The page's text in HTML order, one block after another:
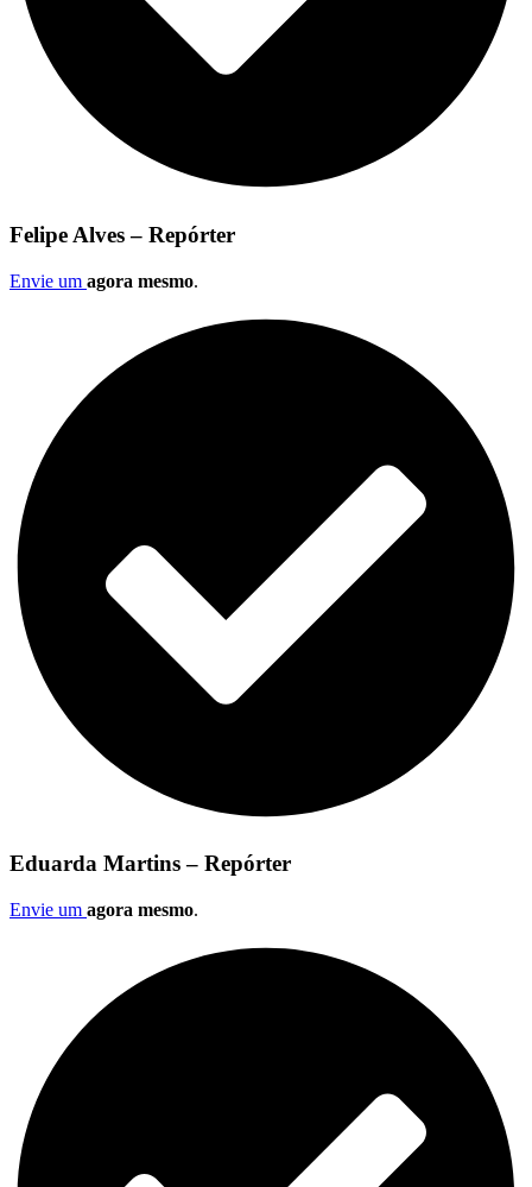
Felipe Alves – Repórter
Envie um agora mesmo.
Eduarda Martins – Repórter
Envie um agora mesmo.